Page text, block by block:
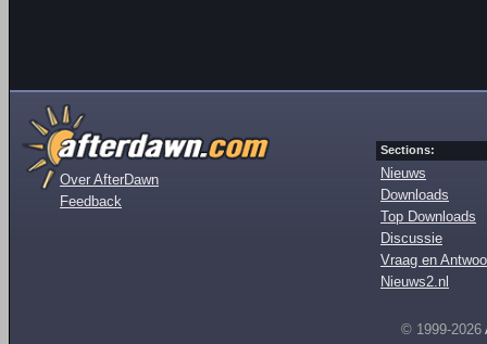
Over AfterDawn
Feedback
Sections:
Nieuws
Downloads
Top Downloads
Discussie
Vraag en
Nieuws2.nl
© 1999-2026